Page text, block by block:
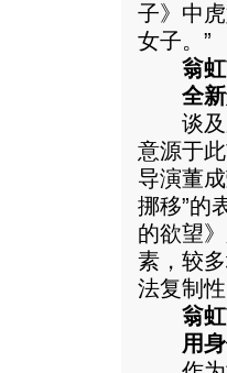
子》中
女子。”
翁虹
全新
谈及剧
意源于
导演董
挪移”的
的欲望
素，较
法复制性
翁
用身